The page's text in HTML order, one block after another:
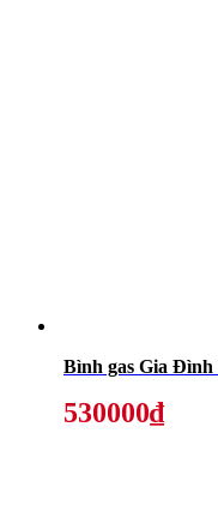
Bình gas Gia
530000₫